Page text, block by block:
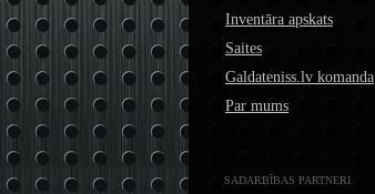
Inventāra apskats
Saites
Galdateniss.lv komanda
Par mums
SADARBĪBAS PARTNERI